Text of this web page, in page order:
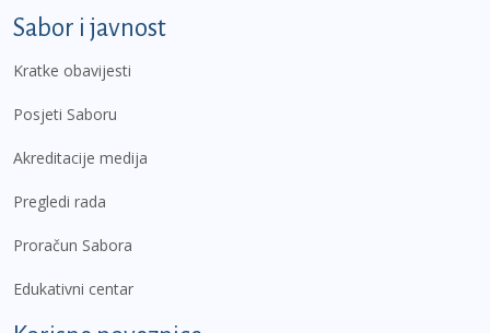
Sabor i javnost
Kratke obavijesti
Posjeti Saboru
Akreditacije medija
Pregledi rada
Proračun Sabora
Edukativni centar